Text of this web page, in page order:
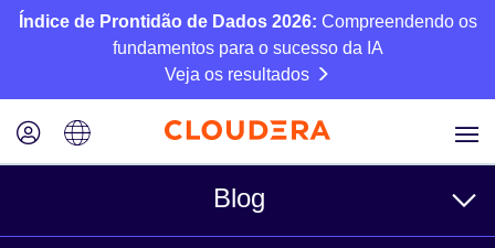
Índice de Prontidão de Dados 2026: Compreendendo os
fundamentos para o sucesso da IA
Veja os resultados
Blog